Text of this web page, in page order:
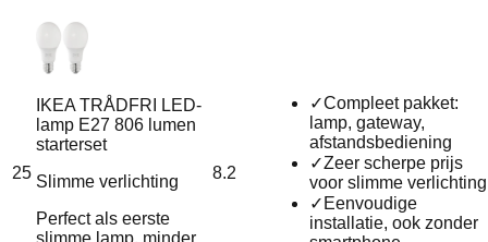
25
IKEA TRÅDFRI LED-
lamp E27 806 lumen
starterset
Slimme verlichting
Perfect als eerste
slimme lamp, minder
8.2
✓Compleet pakket:
lamp, gateway,
afstandsbediening
✓Zeer scherpe prijs
voor slimme verlichting
✓ Eenvoudige
installatie, ook zonder